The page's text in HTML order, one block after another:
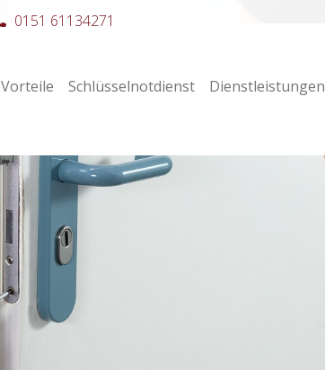
Vorteile Schlüsselnotdienst Dienstleistungen
0151 61134271